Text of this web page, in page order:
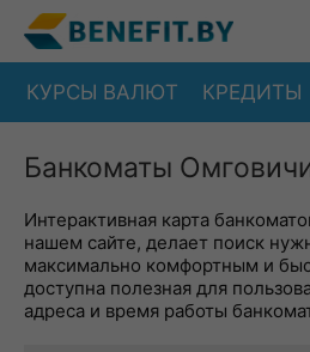
КУРСЫ ВАЛЮТ КРЕДИТЫ
Банкоматы
Интерактивная карта
нашем сайте, делает поиск
максимально комфортным и
доступна полезная для
адреса и время работы